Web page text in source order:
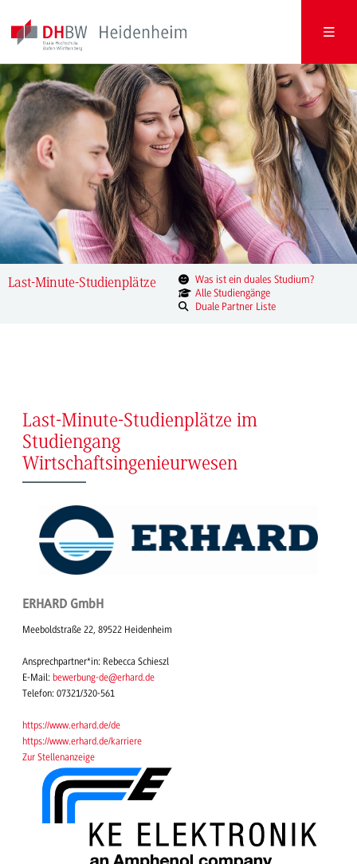
Last-Minute-Studienplätze
Was ist ein duales Studium?
Alle Studiengänge
Duale Partner Liste
Last-Minute-Studienplätze im
Studiengang
Wirtschaftsingenieurwesen
ERHARD GmbH
Meeboldstraße 22, 89522 Heidenheim
Ansprechpartner*in: Rebecca Schieszl
E-Mail: bewerbung-de@erhard.de
Telefon: 07321/320-561
https://www.erhard.de/de
https://www.erhard.de/karriere
Zur Stellenanzeige